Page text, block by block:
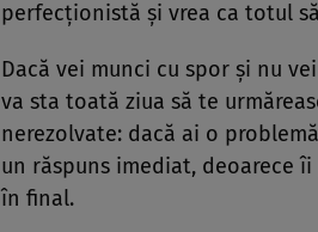
perfecţionistă şi vrea ca totul
Dacă vei munci cu spor şi nu
va sta toată ziua să te
nerezolvate: dacă ai o
un răspuns imediat, deoarece
în final.